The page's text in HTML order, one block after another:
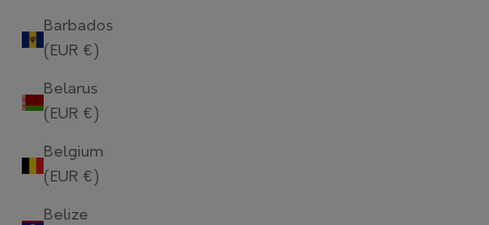
Barbados
(EUR €)
Belarus
(EUR €)
Belgium
(EUR €)
Belize